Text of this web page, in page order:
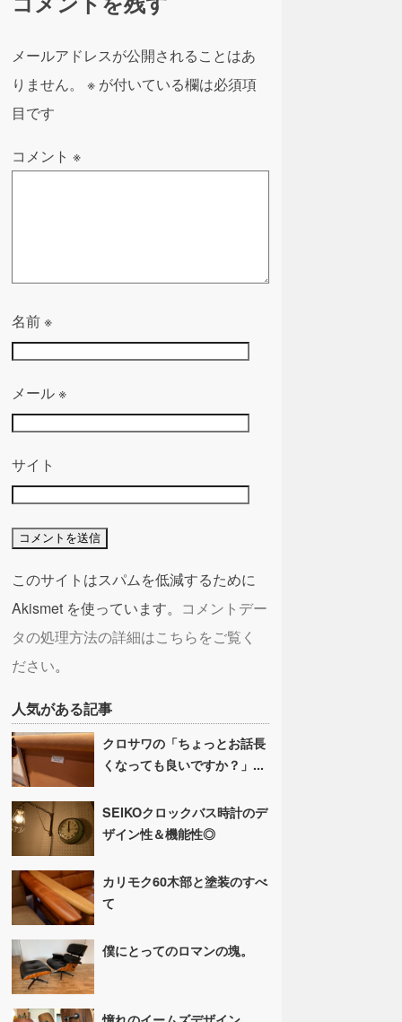
メールアドレスが公開されることはあ
りません。
※ が付いている欄は必須項
目です
コメント※
名前※
メール※
サイト
このサイトはスパムを低減するために
Akismet を使っています。 コメントデー
タの処理方法の詳細はこちらをご覧く
ださい。
人気がある記事
クロサワの「ちょっとお話長
くなっても良いですか？」...
SEIKOクロックバス時計のデ
ザイン性＆機能性◎
カリモク60木部と塗装のすべ
て
僕にとってのロマンの塊。